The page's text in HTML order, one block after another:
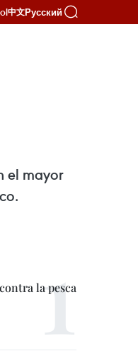
中文Русский
el mayor
la pesca